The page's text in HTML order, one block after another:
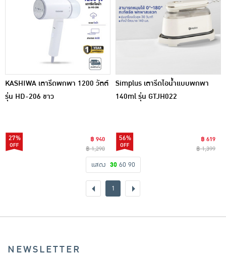
KASHIWA เตารีดพกพา 1200 วัตต์
รุ่น HD-206 ขาว
27%
฿ 940
฿ 1,290
Simplus เตารีดไอน้ำแบบพกพา
140ml รุ่น GTJH022
56%
฿ 619
฿ 1,399
แสดง 30 60 90
1
NEWSLETTER